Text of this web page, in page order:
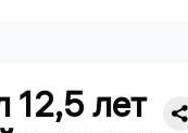
12,5 лет